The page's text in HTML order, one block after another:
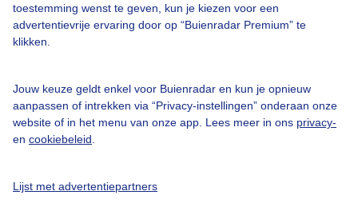
toestemming wenst te geven, kun je kiezen voor een
advertentievrije ervaring door op “Buienradar Premium” te
klikken.
Jouw keuze geldt enkel voor Buienradar en kun je opnieuw
aanpassen of intrekken via “Privacy-instellingen” onderaan onze
website of in het menu van onze app. Lees meer in ons privacy-
en cookiebeleid
Lijst met advertentiepartners
Contact
Toegankelijkheid
Adverteren
Buienradar Team